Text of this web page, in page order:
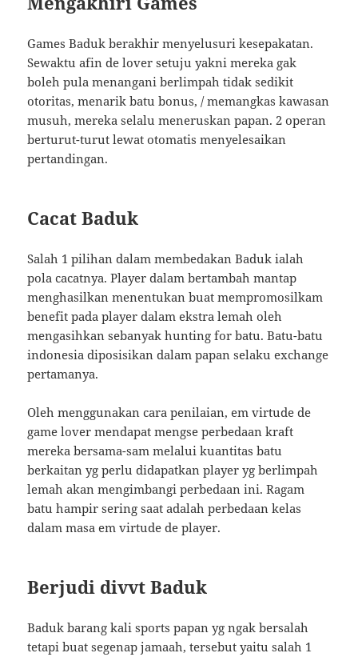
Games Baduk berakhir menyelusuri kesepakatan.
Sewaktu afin de lover setuju yakni mereka gak
boleh pula menangani berlimpah tidak sedikit
otoritas, menarik batu bonus, / memangkas kawasan
musuh, mereka selalu meneruskan papan. 2 operan
berturut-turut lewat otomatis menyelesaikan
pertandingan.
Cacat Baduk
Salah 1 pilihan dalam membedakan Baduk ialah
pola cacatnya. Player dalam bertambah mantap
menghasilkan menentukan buat mempromosilkam
benefit pada player dalam ekstra lemah oleh
mengasihkan sebanyak hunting for batu. Batu-batu
indonesia diposisikan dalam papan selaku exchange
pertamanya.
Oleh menggunakan cara penilaian, em virtude de
game lover mendapat mengse perbedaan kraft
mereka bersama-sam melalui kuantitas batu
berkaitan yg perlu didapatkan player yg berlimpah
lemah akan mengimbangi perbedaan ini. Ragam
batu hampir sering saat adalah perbedaan kelas
dalam masa em virtude de player.
Berjudi divvt Baduk
Baduk barang kali sports papan yg ngak bersalah
tetapi buat segenap jamaah, tersebut yaitu salah 1